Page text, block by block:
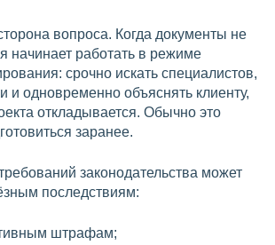
вопроса. Когда документы не
начинает работать в режиме
срочно искать специалистов,
и одновременно объяснять клиенту,
откладывается. Обычно это
заранее.
законодательства может
последствиям:
штрафам;